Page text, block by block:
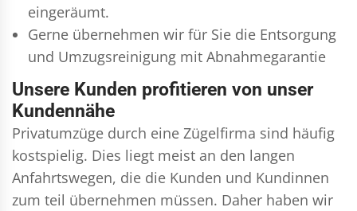
eingeräumt.
Gerne übernehmen wir für Sie die Entsorgung
und Umzugsreinigung mit Abnahmegarantie
Unsere Kunden profitieren von unser
Kundennähe
Privatumzüge durch eine Zügelfirma sind häufig
kostspielig. Dies liegt meist an den langen
Anfahrtswegen, die die Kunden und Kundinnen
zum teil übernehmen müssen. Daher haben wir